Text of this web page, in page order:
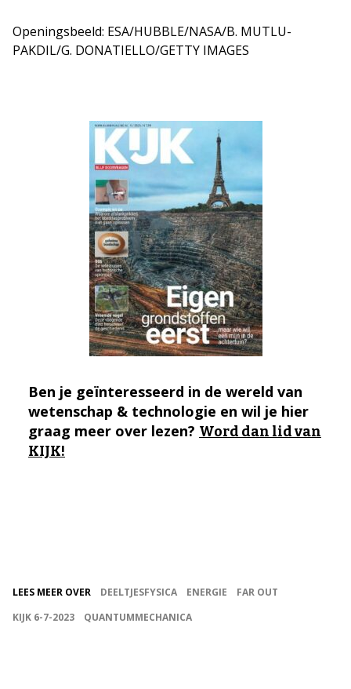
Openingsbeeld: ESA/HUBBLE/NASA/B. MUTLU-
PAKDIL/G. DONATIELLO/GETTY IMAGES
Ben je geïnteresseerd in de wereld van
wetenschap & technologie en wil je hier
graag meer over lezen? Word dan lid van
KIJK!
LEES MEER OVER DEELTJESFYSICA ENERGIE
FAR OUT
KIJK 6-7-2023
QUANTUMMECHANICA